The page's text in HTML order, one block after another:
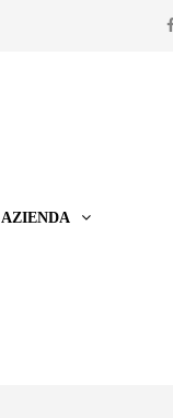
AZIENDA